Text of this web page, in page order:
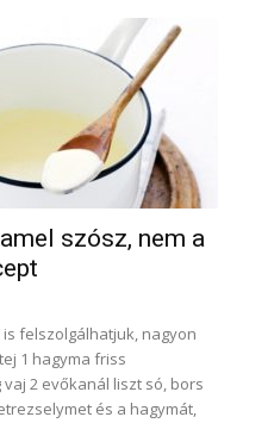
szósz, nem a
felszolgálhatjuk, nagyon
1 hagyma friss
2 evőkanál liszt só, bors
és a hagymát,